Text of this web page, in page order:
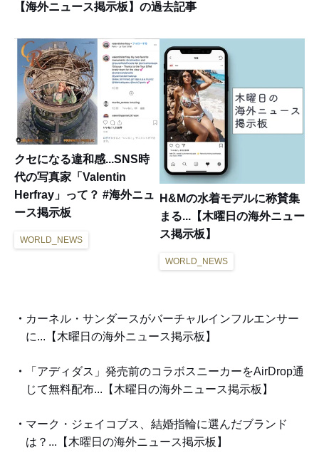
【海外ニュース掲示板】の過去記事
クセになる違和感...SNS時
代の写真家「Valentin
Herfray」って？ #海外ニュ
ース掲示板
WORLD_NEWS
H&Mの水着モデルに称賛集
まる...【木曜日の海外ニュー
ス掲示板】
WORLD_NEWS
カーネル・サンダースがバーチャルインフルエンサー
に...【木曜日の海外ニュース掲示板】
「アディダス」発売前のコラボスニーカーをAirDrop通
じて無料配布...【木曜日の海外ニュース掲示板】
マーク・ジェイコブス、結婚指輪に選んだブランド
は？...【木曜日の海外ニュース掲示板】